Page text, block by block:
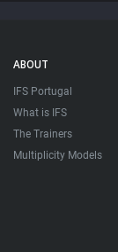
ABOUT
IFS Portugal
What is IFS
The Trainers
Multiplicity Models